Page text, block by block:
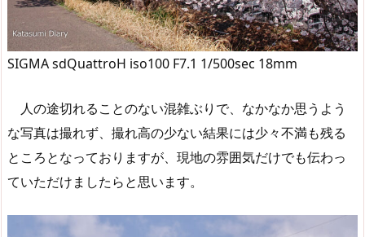
SIGMA sdQuattroH iso100 F7.1 1/500sec 18mm
人の途切れることのない混雑ぶりで、なかなか思うよう
な写真は撮れず、撮れ高の少ない結果には少々不満も残る
ところとなっておりますが、現地の雰囲気だけでも伝わっ
ていただけましたらと思います。